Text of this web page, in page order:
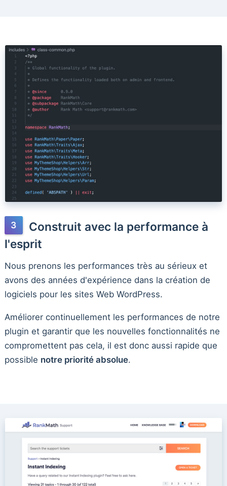
Construit avec la performance à
l'esprit
Nous prenons les performances très au sérieux et
avons des années d'expérience dans la création de
logiciels pour les sites Web WordPress.
Améliorer continuellement les performances de notre
plugin et garantir que les nouvelles fonctionnalités ne
compromettent pas cela, il est donc aussi rapide que
possible notre priorité absolue.